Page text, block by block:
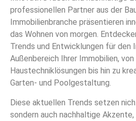
professionellen Partner aus der
Immobilienbranche präsentieren
das Wohnen von morgen.
Trends und Entwicklungen für den
Außenbereich Ihrer Immobilien,
Haustechniklösungen bis hin zu
Garten- und Poolgestaltung.
Diese aktuellen Trends setzen
sondern auch nachhaltige